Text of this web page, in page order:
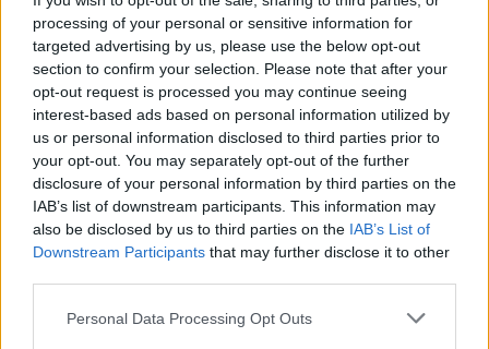
processing of your personal or sensitive information for
targeted advertising by us, please use the below opt-out
section to confirm your selection. Please note that after your
opt-out request is processed you may continue seeing
interest-based ads based on personal information utilized by
us or personal information disclosed to third parties prior to
your opt-out. You may separately opt-out of the further
disclosure of your personal information by third parties on the
IAB’s list of downstream participants. This information may
also be disclosed by us to third parties on the IAB’s List of
Downstream Participants that may further disclose it to other
Personal Data Processing Opt Outs
Русия започна да внася петролни
продукти от Южна Корея.
07.08.2026 / 17:05